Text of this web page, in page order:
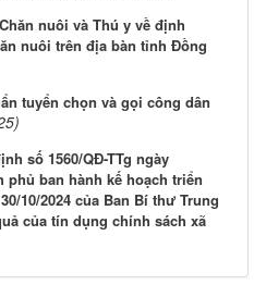
nuôi và Thú y về định
nuôi trên địa bàn tỉnh Đồng
tuyển chọn và gọi công dân
số 1560/QĐ-TTg ngày
phủ ban hành kế hoạch triển
10/2024 của Ban Bí thư Trung
của tín dụng chính sách xã
8/2026
8/2026